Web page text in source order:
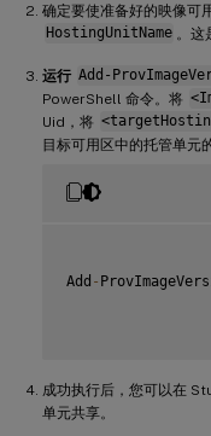
确定要使准备好的映像可
HostingUnitName 。这
运行 Add-
PowerShell 命令。将
Uid，将
目标可用区中的托管单元
Add -
成功执行后，您可以在
单元共享。